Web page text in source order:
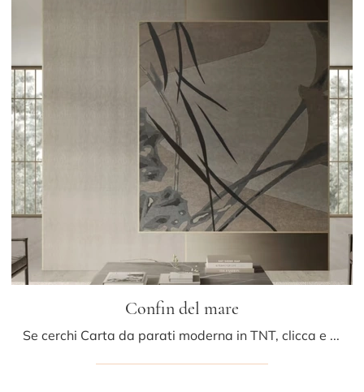
Confin del mare
Se cerchi Carta da parati moderna in TNT, clicca e scopri di più sulle diverse soluzioni di Glamora come il modello Confin del mare.